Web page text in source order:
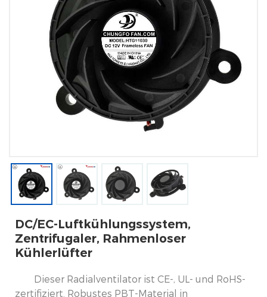
DC/EC-Luftkühlungssystem,
Zentrifugaler, Rahmenloser
Kühlerlüfter
Dieser Radialventilator ist CE-, UL- und RoHS-
zertifiziert. Robustes PBT-Material in